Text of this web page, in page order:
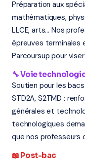
Préparation aux
mathématiques,
LLCE, arts... Nos
épreuves terminales
Parcoursup pour
🔧 Voie
Soutien pour les bacs
STD2A, S2TMD :
générales et
technologiques
que nos professeurs
📖 Post-bac